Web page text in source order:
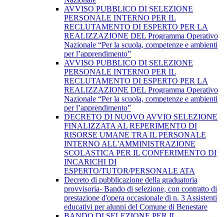
AVVISO PUBBLICO DI SELEZIONE
PERSONALE INTERNO PER IL
RECLUTAMENTO DI ESPERTO PER LA
REALIZZAZIONE DEL Programma Operativo
Nazionale “Per la scuola, competenze e ambienti
per l’apprendimento”
AVVISO PUBBLICO DI SELEZIONE
PERSONALE INTERNO PER IL
RECLUTAMENTO DI ESPERTO PER LA
REALIZZAZIONE DEL Programma Operativo
Nazionale “Per la scuola, competenze e ambienti
per l’apprendimento”
DECRETO DI NUOVO AVVIO SELEZIONE
FINALIZZATA AL REPERIMENTO DI
RISORSE UMANE TRA IL PERSONALE
INTERNO ALL'AMMINISTRAZIONE
SCOLASTICA PER IL CONFERIMENTO DI
INCARICHI DI
ESPERTO/TUTOR/PERSONALE ATA
Decreto di pubblicazione della graduatoria
provvisoria- Bando di selezione, con contratto di
prestazione d'opera occasionale di n. 3 Assistenti
educativi per alunni del Comune di Benestare